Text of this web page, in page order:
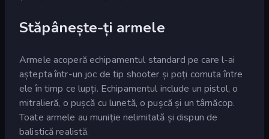
Stăpânește-ți armele
Armele acoperă echipamentul standard pe care l-ai
aștepta într-un joc de tip shooter și poți comuta între
ele în timp ce lupți. Echipamentul include un pistol, o
mitralieră, o pușcă cu lunetă, o pușcă și un târnăcop.
Toate armele au muniție nelimitată și dispun de
balistică realistă.